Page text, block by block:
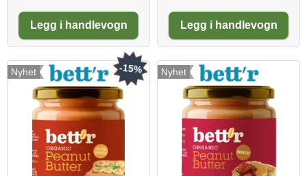
Legg i handlevogn Legg i handlevogn
Nyhet -15% Nyhet